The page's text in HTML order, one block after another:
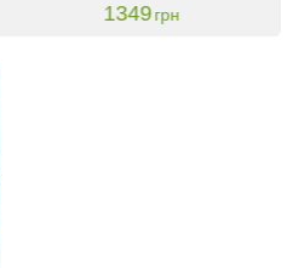
1349грн